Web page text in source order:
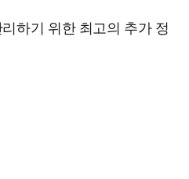
하기 위한 최고의 추가 정